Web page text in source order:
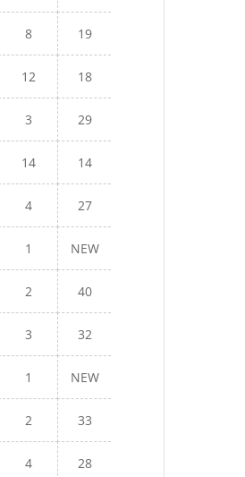
8 19
12 18
3 29
14 14
4 27
1 NEW
2 40
3 32
1 NEW
2 33
4 28